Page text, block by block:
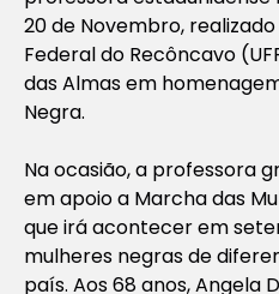
20 de Novembro,
Federal do Recôncavo
das Almas em
Negra.
Na ocasião, a professora
em apoio a Marcha das
que irá acontecer em
mulheres negras de
país. Aos 68 anos, Angela